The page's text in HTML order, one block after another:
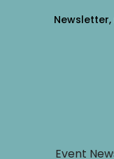
Event